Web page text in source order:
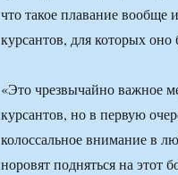
что такое плавание вообще
курсантов, для которых
«Это чрезвычайно важное
курсантов, но в первую
колоссальное внимание в
норовят подняться на этот